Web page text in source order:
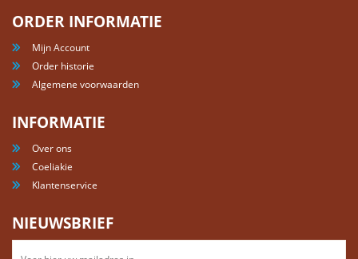
ORDER INFORMATIE
Mijn Account
Order historie
Algemene voorwaarden
INFORMATIE
Over ons
Coeliakie
Klantenservice
NIEUWSBRIEF